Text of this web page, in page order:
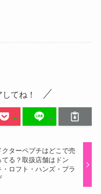
てね！
クターペプチはどこで売
てる？取扱店舗はドン
・ロフト・ハンズ・プラ